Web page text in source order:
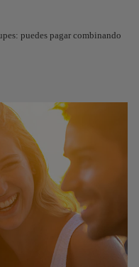
puedes pagar combinando